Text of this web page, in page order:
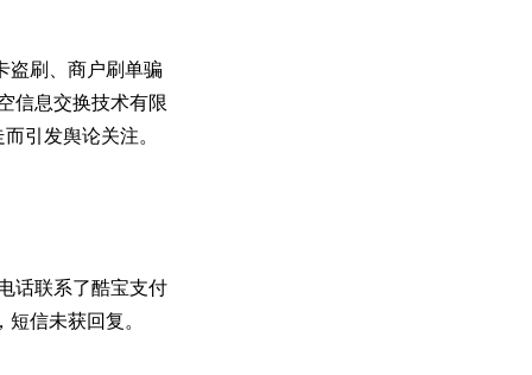
盗刷、商户刷单骗
信息交换技术有限
引发舆论关注。
话联系了酷宝支付
信未获回复。